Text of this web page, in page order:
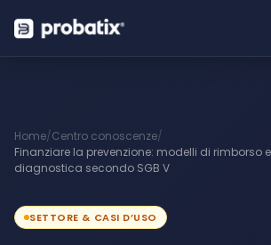
Home/Centro conoscenze/
Finanziare la prevenzione: modelli di rimborso
diagnostica secondo SGB V
SETTORE & CASI D’USO